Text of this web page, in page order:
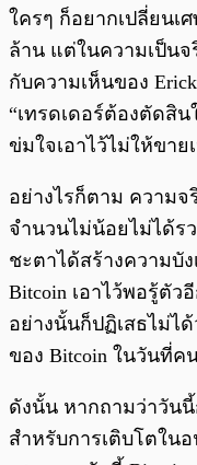
ใครๆ ก็อยากเปลี่ยนเ
ล้าน แต่ในความเป็น
กับความเห็นของ
“เทรดเดอร์ต้องตัดสิ
ข่มใจเอาไว้ไม่ให้ขาย
อย่างไรก็ตาม ความจริ
จำนวนไม่น้อยไม่ได้
ชะตาได้สร้างความบั
Bitcoin เอาไว้พอรู้ตัว
อย่างนั้นก็ปฏิเสธไม่ไ
ของ Bitcoin ในวันที่ค
ดังนั้น หากถามว่าวัน
สำหรับการเติบโตใน